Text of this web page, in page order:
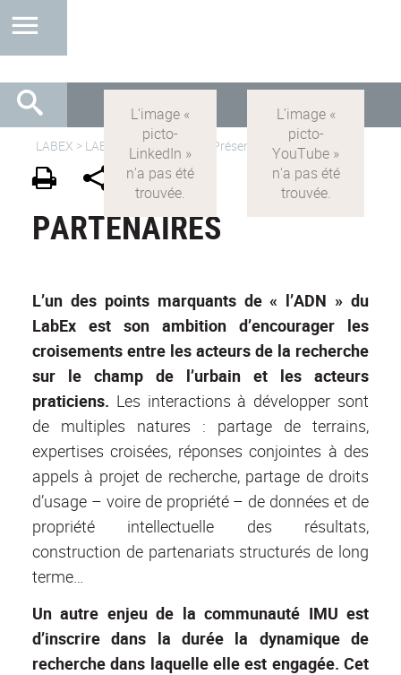
LABEX > LABEX IMU > IMU-FR > Présentation > partenaires
PARTENAIRES
L’un des points marquants de « l’ADN » du
LabEx est son ambition d’encourager les
croisements entre les acteurs de la recherche
sur le champ de l’urbain et les acteurs
praticiens. Les interactions à développer sont
de multiples natures : partage de terrains,
expertises croisées, réponses conjointes à des
appels à projet de recherche, partage de droits
d’usage – voire de propriété – de données et de
propriété intellectuelle des résultats,
construction de partenariats structurés de long
terme…
Un autre enjeu de la communauté IMU est
d’inscrire dans la durée la dynamique de
recherche dans laquelle elle est engagée. Cet